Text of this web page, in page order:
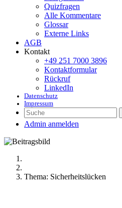
Quizfragen
Alle Kommentare
Glossar
Externe Links
AGB
Kontakt
+49 251 7000 3896
Kontaktformular
Rückruf
LinkedIn
Datenschutz
Impressum
Admin anmelden
Thema: Sicherheitslücken